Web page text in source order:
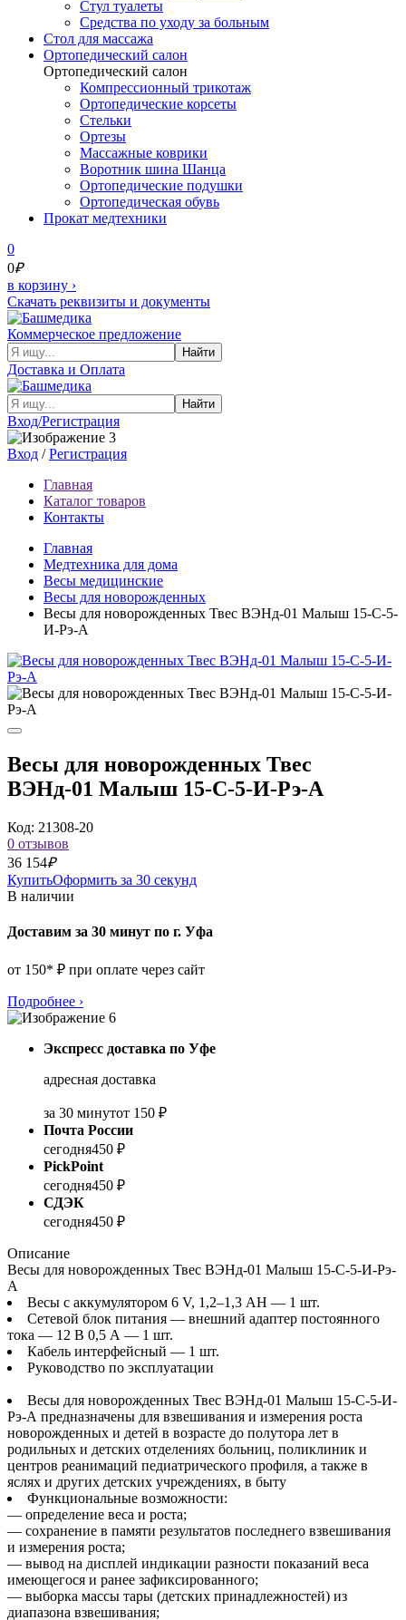
Стул туалеты
Средства по уходу за больным
Cтол для массажа
Ортопедический салон
Ортопедический салон
Компрессионный трикотаж
Ортопедические корсеты
Стельки
Ортезы
Массажные коврики
Воротник шина Шанца
Ортопедические подушки
Ортопедическая обувь
Прокат медтехники
0
0₽
в корзину ›
Скачать реквизиты и документы
Коммерческое предложение
Найти
Доставка и Оплата
Найти
Вход/Регистрация
Вход /Регистрация
Главная
Каталог товаров
Контакты
Главная
Медтехника для дома
Весы медицинские
Весы для новорожденных
Весы для новорожденных Твес ВЭНд-01 Малыш 15-С-5-
И-Рэ-А
Весы для новорожденных Твес
ВЭНд-01 Малыш 15-С-5-И-Рэ-А
Код: 21308-20
0 отзывов
36 154₽
КупитьОформить за 30 секунд
В наличии
Доставим за 30 минут по г. Уфа
от 150* ₽ при оплате через сайт
Подробнее ›
Экспресс доставка по Уфе
адресная доставка
за 30 минутот 150 ₽
Почта России
сегодня450 ₽
PickPoint
сегодня450 ₽
СДЭК
сегодня450 ₽
Описание
Весы для новорожденных Твес ВЭНд-01 Малыш 15-С-5-И-Рэ-
А
Весы с аккумулятором 6 V, 1,2–1,3 АН — 1 шт.
Сетевой блок питания — внешний адаптер постоянного
тока — 12 В 0,5 А — 1 шт.
Кабель интерфейсный — 1 шт.
Руководство по эксплуатации
Весы для новорожденных Твес ВЭНд-01 Малыш 15-С-5-И-
Рэ-А предназначены для взвешивания и измерения роста
новорожденных и детей в возрасте до полутора лет в
родильных и детских отделениях больниц, поликлиник и
центров реанимаций педиатрического профиля, а также в
яслях и других детских учреждениях, в быту
Функциональные возможности:
— определение веса и роста;
— сохранение в памяти результатов последнего взвешивания
и измерения роста;
— вывод на дисплей индикации разности показаний веса
имеющегося и ранее зафиксированного;
— выборка массы тары (детских принадлежностей) из
диапазона взвешивания;